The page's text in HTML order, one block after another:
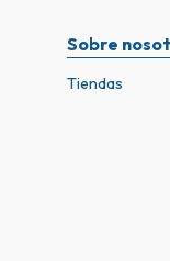
Sobre
Tiendas